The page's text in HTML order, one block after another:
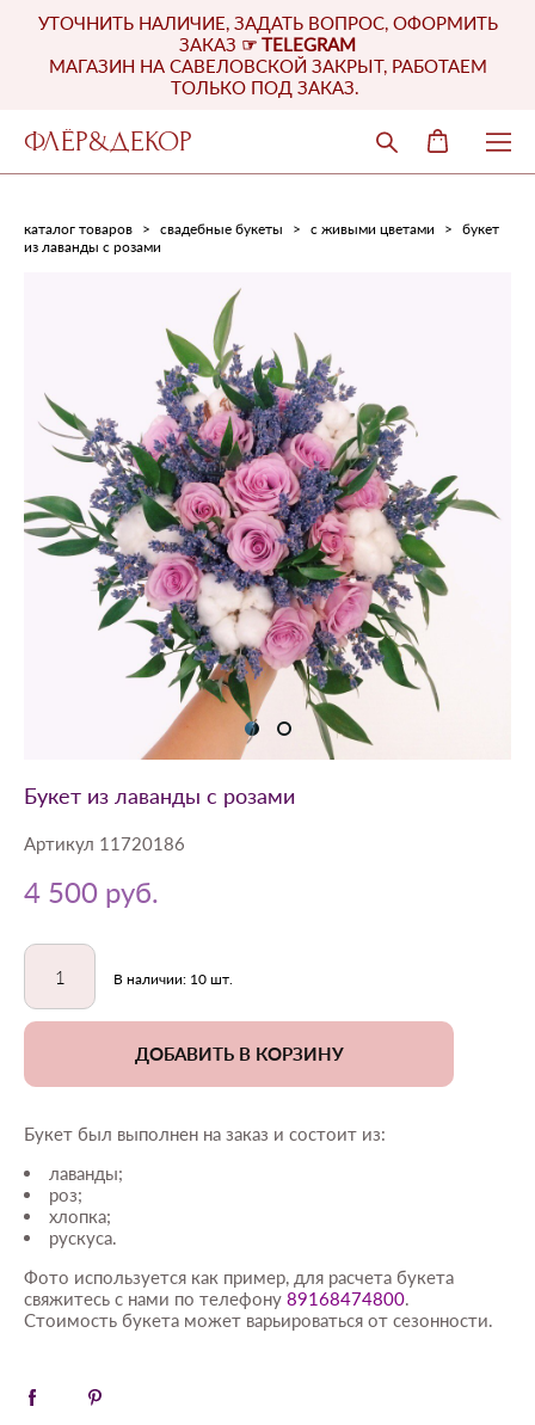
УТОЧНИТЬ НАЛИЧИЕ, ЗАДАТЬ ВОПРОС, ОФОРМИТЬ
ЗАКАЗ ☞ TELEGRAM
МАГАЗИН НА САВЕЛОВСКОЙ ЗАКРЫТ, РАБОТАЕМ
ТОЛЬКО ПОД ЗАКАЗ.
ФЛЁР&ДЕКОР
каталог товаров > свадебные букеты > с живыми цветами > букет
из лаванды с розами
Букет из лаванды с розами
Артикул 11720186
4 500 pуб.
В наличии: 10 шт.
ДОБАВИТЬ В КОРЗИНУ
Букет был выполнен на заказ и состоит из:
лаванды;
роз;
хлопка;
рускуса.
Фото используется как пример, для расчета букета
свяжитесь с нами по телефону 89168474800.
Стоимость букета может варьироваться от сезонности.